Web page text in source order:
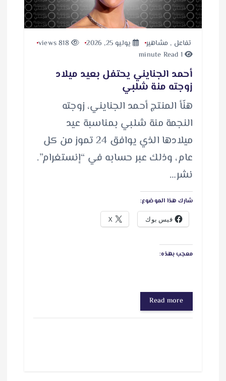
تفاعل , مشاهير يوليو 25, 2026
818 views
1 minute Read
أحمد الجنايني يحتفل بعيد ميلاد
زوجته منة شلبي
هنّأ المنتج أحمد الجنايني، زوجته
النجمة منة شلبي بمناسبة عيد
ميلادها الذي يوافق 24 تموز من كل
عام، وذلك عبر حسابه في “إنستغرام”.
نشر…
شارك هذا الموضوع:
فيس بوك X
معجب بهذه:
Read more